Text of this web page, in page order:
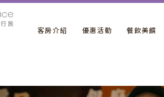
客房介紹 優惠活動 餐飲美饌